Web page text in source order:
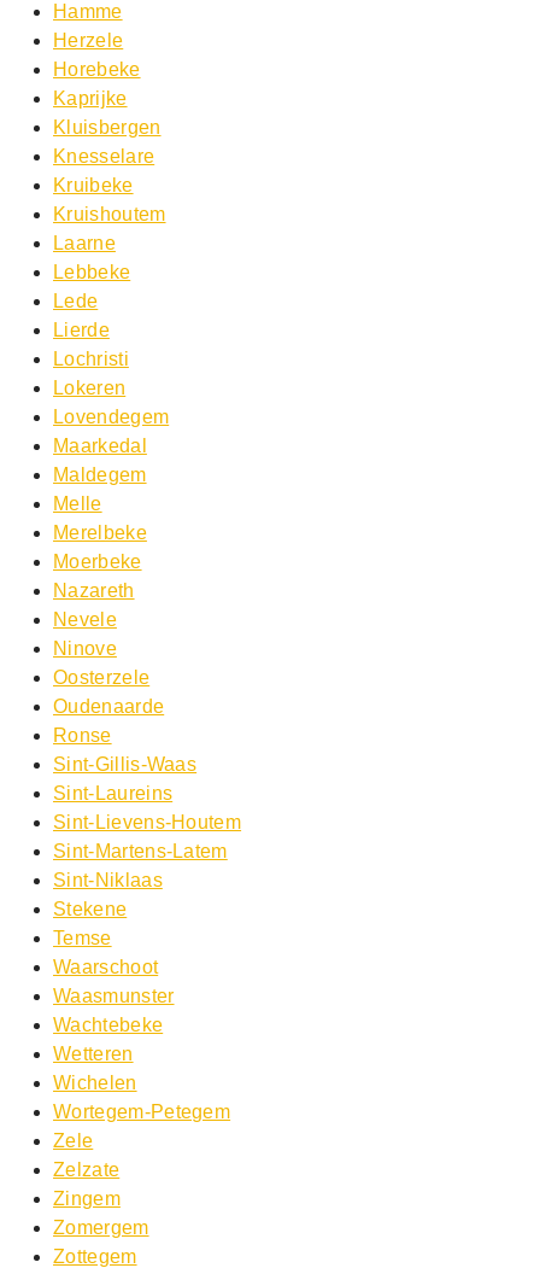
Hamme
Herzele
Horebeke
Kaprijke
Kluisbergen
Knesselare
Kruibeke
Kruishoutem
Laarne
Lebbeke
Lede
Lierde
Lochristi
Lokeren
Lovendegem
Maarkedal
Maldegem
Melle
Merelbeke
Moerbeke
Nazareth
Nevele
Ninove
Oosterzele
Oudenaarde
Ronse
Sint-Gillis-Waas
Sint-Laureins
Sint-Lievens-Houtem
Sint-Martens-Latem
Sint-Niklaas
Stekene
Temse
Waarschoot
Waasmunster
Wachtebeke
Wetteren
Wichelen
Wortegem-Petegem
Zele
Zelzate
Zingem
Zomergem
Zottegem